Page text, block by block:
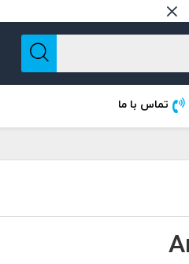
تماس با ما